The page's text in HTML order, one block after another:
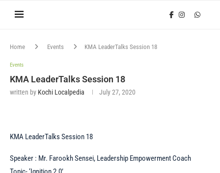
Home Events KMA LeaderTalks Session 18
Events
KMA LeaderTalks Session 18
written by Kochi Localpedia July 27, 2020
KMA LeaderTalks Session 18
Speaker : Mr. Farookh Sensei, Leadership Empowerment Coach